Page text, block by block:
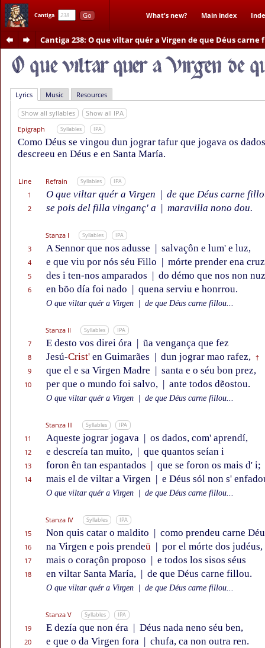
Cantiga Go What's new? Main index
Cantiga 238: O que viltar quér a Virgen de que Déus carne
Lyrics Music Resources
Show all syllables
Show all IPA
Epigraph
Syllables IPA
Como Déus se vingou dun jograr tafur que jogava os
descreeu en Déus e en Santa María.
Line Refrain Syllables IPA
1 O que viltar quér a Virgen | de que Déus carne
2 se pois del filla vinganç' a | maravilla nono dou.
Stanza I Syllables IPA
3 A Sennor que nos adusse | salvaçôn e lum' e luz,
4 e que viu por nós séu Fillo | mórte prender ena
5 des i ten-nos amparados | do démo que nos non
6 en bõo día foi nado | quena serviu e honrrou.
O que viltar quér a Virgen de que Déus carne fillou...
Stanza II Syllables IPA
7 E desto vos direi óra | ũa vengança que fez
8 Jesú-Crist' en Guimarães | dun jograr mao rafez, †
9 que el e sa Virgen Madre | santa e o séu bon prez,
10 per que o mundo foi salvo, | ante todos dẽostou.
O que viltar quér a Virgen de que Déus carne fillou...
Stanza III Syllables IPA
11 Aqueste jograr jogava | os dados, com' aprendí,
12 e descreía tan muito, | que quantos seían i
13 foron ên tan espantados | que se foron os mais d' i;
14 mais el de viltar a Virgen | e Déus sól non s'
O que viltar quér a Virgen de que Déus carne fillou...
Stanza IV Syllables IPA
15 Non quis catar o maldito | como prendeu carne
16 na Virgen e pois prendeü | por el mórte dos judéus,
17 mais o coraçôn proposo | e todos los sisos séus
18 en viltar Santa María, | de que Déus carne fillou.
O que viltar quér a Virgen de que Déus carne fillou...
Stanza V Syllables IPA
19 E dezía que non éra | Déus nada neno séu ben,
20 e que o da Virgen fora | chufa, ca non outra ren.